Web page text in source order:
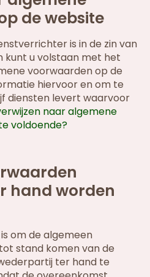
de website
is in de zin van
kunt u volstaan met het
voorwaarden op de
hiervoor en om te
diensten levert waarvoor
naar algemene
voldoende?
hand worden
om de algemeen
stand komen van de
ter hand te